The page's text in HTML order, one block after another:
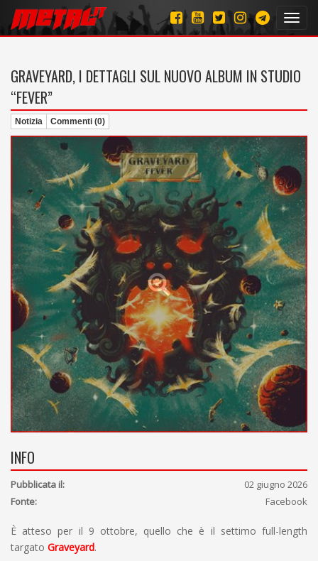
GRAVEYARD, I DETTAGLI SUL NUOVO ALBUM IN STUDIO
“FEVER”
Notizia Commenti (0)
INFO
Pubblicata il:
02 giugno 2026
Fonte:
Facebook
È atteso per il 9 ottobre, quello che è il settimo full-length
targato Graveyard.